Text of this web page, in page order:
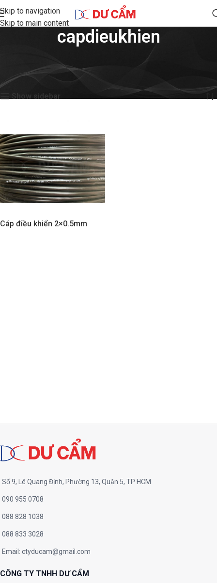
Skip to navigation
Skip to main content
capdieukhien
Products tagged “capdieukhien”
Showing the single result
Show sidebar
Cáp điều khiển 2×0.5mm
Số 9, Lê Quang Định, Phường 13, Quận 5, TP HCM
090 955 0708
088 828 1038
088 833 3028
Email: ctyducam@gmail.com
CÔNG TY TNHH DƯ CẨM